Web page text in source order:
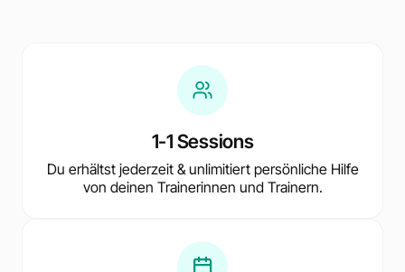
1-1 Sessions
Du erhältst jederzeit & unlimitiert persönliche Hilfe
von deinen Trainerinnen und Trainern.